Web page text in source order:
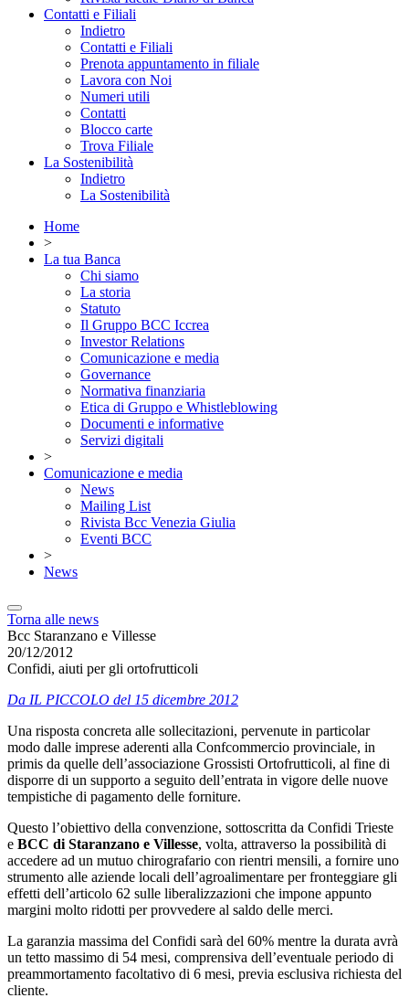
Contatti e Filiali
Indietro
Contatti e Filiali
Prenota appuntamento in filiale
Lavora con Noi
Numeri utili
Contatti
Blocco carte
Trova Filiale
La Sostenibilità
Indietro
La Sostenibilità
Home
>
La tua Banca
Chi siamo
La storia
Statuto
Il Gruppo BCC Iccrea
Investor Relations
Comunicazione e media
Governance
Normativa finanziaria
Etica di Gruppo e Whistleblowing
Documenti e informative
Servizi digitali
>
Comunicazione e media
News
Mailing List
Rivista Bcc Venezia Giulia
Eventi BCC
>
News
Torna alle news
Bcc Staranzano e Villesse
20/12/2012
Confidi, aiuti per gli ortofrutticoli
Da IL PICCOLO del 15 dicembre 2012
Una risposta concreta alle sollecitazioni, pervenute in particolar
modo dalle imprese aderenti alla Confcommercio provinciale, in
primis da quelle dell’associazione Grossisti Ortofrutticoli, al fine di
disporre di un supporto a seguito dell’entrata in vigore delle nuove
tempistiche di pagamento delle forniture.
Questo l’obiettivo della convenzione, sottoscritta da Confidi Trieste
e BCC di Staranzano e Villesse, volta, attraverso la possibilità di
accedere ad un mutuo chirografario con rientri mensili, a fornire uno
strumento alle aziende locali dell’agroalimentare per fronteggiare gli
effetti dell’articolo 62 sulle liberalizzazioni che impone appunto
margini molto ridotti per provvedere al saldo delle merci.
La garanzia massima del Confidi sarà del 60% mentre la durata avrà
un tetto massimo di 54 mesi, comprensiva dell’eventuale periodo di
preammortamento facoltativo di 6 mesi, previa esclusiva richiesta del
cliente.